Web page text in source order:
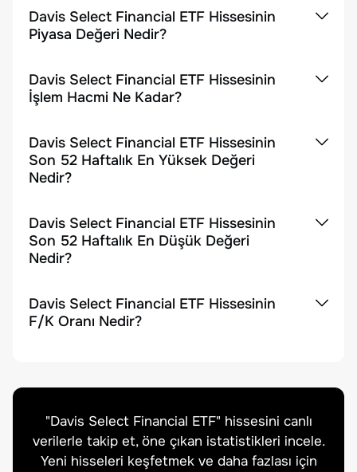
Davis Select Financial ETF Hissesinin
Piyasa Değeri Nedir?
Davis Select Financial ETF Hissesinin
İşlem Hacmi Ne Kadar?
Davis Select Financial ETF Hissesinin
Son 52 Haftalık En Yüksek Değeri
Nedir?
Davis Select Financial ETF Hissesinin
Son 52 Haftalık En Düşük Değeri
Nedir?
Davis Select Financial ETF Hissesinin
F/K Oranı Nedir?
"Davis Select Financial ETF" hissesini canlı
verilerle takip et, öne çıkan istatistikleri incele.
Yeni hisseleri keşfetmek ve daha fazlası için